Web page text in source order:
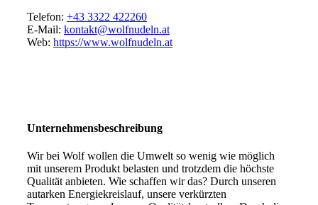
Telefon: +43 3322 422260
E-Mail: kontakt@wolfnudeln.at
Web: https://www.wolfnudeln.at
Unternehmensbeschreibung
Wir bei Wolf wollen die Umwelt so wenig wie möglich
mit unserem Produkt belasten und trotzdem die höchste
Qualität anbieten. Wie schaffen wir das? Durch unseren
autarken Energiekreislauf, unsere verkürzten